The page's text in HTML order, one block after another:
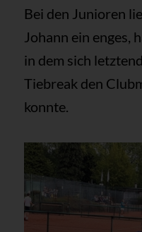
Bei den Junioren
Johann ein enges,
in dem sich
Tiebreak den
konnte.